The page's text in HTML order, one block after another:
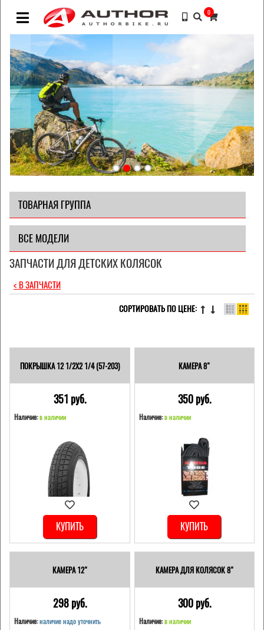
0
ТОВАРНАЯ ГРУППА
ВСЕ МОДЕЛИ
ЗАПЧАСТИ ДЛЯ ДЕТСКИХ КОЛЯСОК
< В ЗАПЧАСТИ
СОРТИРОВАТЬ ПО ЦЕНЕ:
ПОКРЫШКА 12 1/2X2 1/4 (57-203)
351 pуб.
Наличие:в наличии
КУПИТЬ
КАМЕРА 8"
350 pуб.
Наличие: в наличии
КУПИТЬ
КАМЕРА 12"
298 pуб.
Наличие:наличие надо уточнить
КАМЕРА ДЛЯ КОЛЯСОК 8"
300 pуб.
Наличие: в наличии